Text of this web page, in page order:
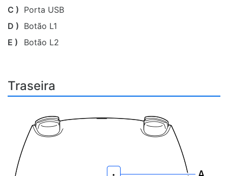
C ) Porta USB
D ) Botão L1
E )
Botão L2
Traseira